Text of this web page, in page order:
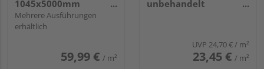
1045x5000mm
LICHTGRAU Runde
Welle S76/18
Mehrere Ausführungen
erhältlich
59,99 € / m²
unbehandelt
UVP 24,70 €/ m²
23,45 € / m²